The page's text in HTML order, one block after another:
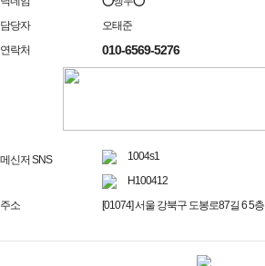
담당자
오태준
연락처
010-6569-5276
메신저 SNS
1004s1
H100412
주소
[01074] 서울 강북구 도봉로87길 6 5층